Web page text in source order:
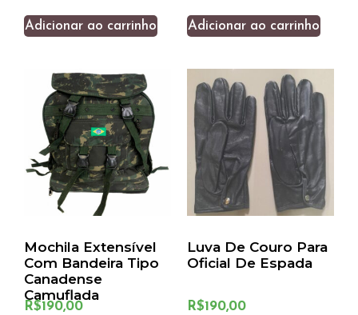
Adicionar ao carrinho Adicionar ao carrinho
Mochila Extensível
Com Bandeira Tipo
Canadense
Camuflada
R$190,00
Luva De Couro Para
Oficial De Espada
R$190,00